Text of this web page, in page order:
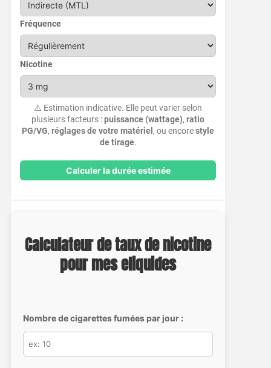
Fréquence
Nicotine
⚠️ Estimation indicative. Elle peut varier selon
plusieurs facteurs :puissance (wattage),ratio
PG/VG,réglages de votre matériel , ou encorestyle
de tirage.
Calculer la durée estimée
Calculateur de taux de nicotine
pour mes eliquides
Nombre de cigarettes fumées par jour :